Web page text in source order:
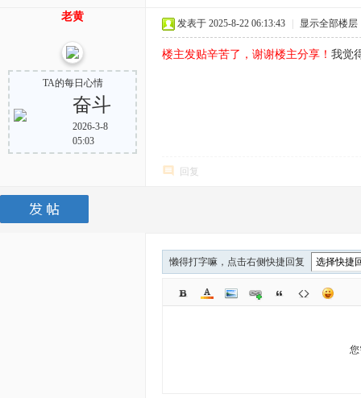
老黄
TA的每日心情
奋斗
2026-3-8
05:03
发表于 2025-8-22 06:13:43 显示全部楼层
楼主发贴辛苦了，谢谢楼主分享！ 我觉
回复
懒得打字嘛，点击右侧快捷回复